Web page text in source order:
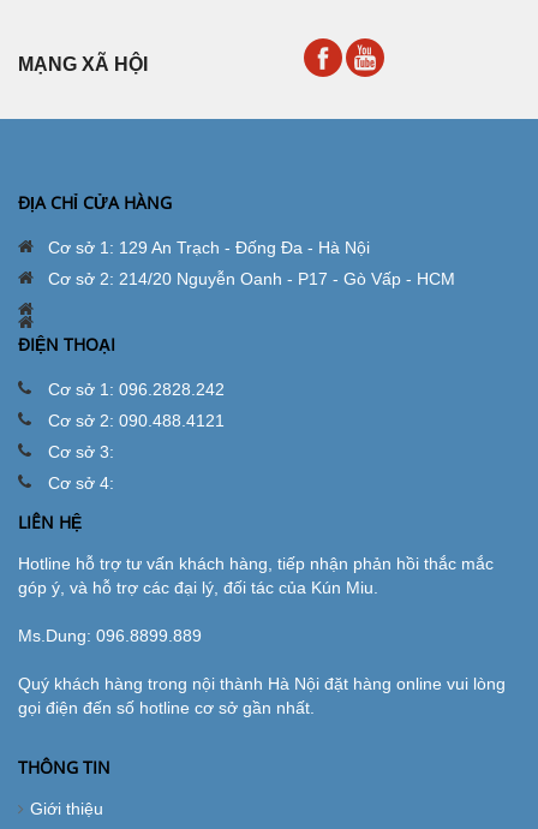
MẠNG XÃ HỘI
ĐỊA CHỈ CỬA HÀNG
Cơ sở 1: 129 An Trạch - Đống Đa - Hà Nội
Cơ sở 2: 214/20 Nguyễn Oanh - P17 - Gò Vấp - HCM
ĐIỆN THOẠI
Cơ sở 1: 096.2828.242
Cơ sở 2: 090.488.4121
Cơ sở 3:
Cơ sở 4:
LIÊN HỆ
Hotline hỗ trợ tư vấn khách hàng, tiếp nhận phản hồi thắc mắc
góp ý, và hỗ trợ các đại lý, đối tác của Kún Miu.
Ms.Dung: 096.8899.889
Quý khách hàng trong nội thành Hà Nội đặt hàng online vui lòng
gọi điện đến số hotline cơ sở gần nhất.
THÔNG TIN
Giới thiệu